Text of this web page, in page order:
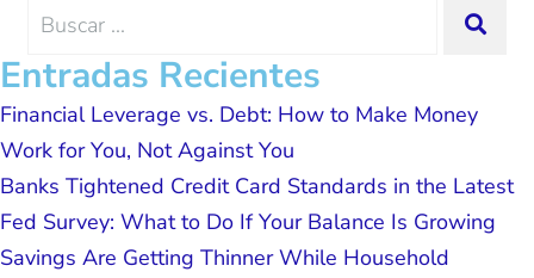
possible because of J Miller, and I am
Search
Entradas Recientes
Financial Leverage vs. Debt: How to Make Money
Work for You, Not Against You
Banks Tightened Credit Card Standards in the Latest
Fed Survey: What to Do If Your Balance Is Growing
Savings Are Getting Thinner While Household